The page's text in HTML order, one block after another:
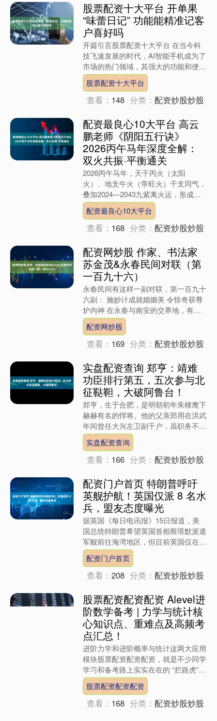
股票配资十大平台 开单果
“味蕾日记” 功能能精准记客
户喜好吗
开篇引言股票配资十大平台 在当今科
技飞速发展的时代，AI智能手机成为了
市场的热门领域，其强大的功能和便捷
的使用体验受到了众多消费者的关注。
为了帮助对AI智能手机....
股票配资十大平台
查看： 148 分类：配资炒股炒股
配资最良心10大平台 高云
鹏老师《阴阳五行诀》
2026丙午马年深度全解：
双火共振·平衡通关
2026丙午马年，天干丙火（太阳
火）、地支午火（帝旺火）干支同气，
叠加2024—2043九紫离火运，形成罕
见双火共振格局。高云鹏老师在《阴阳
五行诀》中定义：此年....
配资最良心10大平台
查看： 168 分类：配资炒股炒股
配资网炒股 作家、书法家
苏金茂&永春民间对联（第
一百九十六）
永春民间有这样一副对联，第一百九十
六副： 施妙计成就婚姻美 令惊奇获尊
炉内神 在永春与南安的交界地，有一
个宁静的小村庄，名叫炉内乡。1854
年的盛夏配资网炒股，....
配资网炒股
查看： 169 分类：配资炒股炒股
实盘配资查询 郑亨：靖难
功臣排行第五，五次参与北
征鞑靼，大破阿鲁台！
郑亨，生于合肥，是明朝初年朱棣麾下
赫赫有名的悍将。他的父亲郑用在洪武
年间曾任大兴左卫副千户，虽职务不
高，却也是一方小有声望的人物。随着
年岁渐长，郑用心生归隐之念....
实盘配资查询
查看： 166 分类：配资炒股炒股
配资门户首页 特朗普呼吁
英舰护航！英国仅派 8 名水
兵，盟友态度曝光
据英国《每日电讯报》15日报道，美
国总统特朗普希望英国首相斯塔默派遣
军舰前往海湾地区，但目前英国仅在该
地区派遣了8名水兵。报道称，特朗普
已通过社交媒体发帖，敦促....
配资门户首页
查看：208 分类：配资炒股炒股
股票配资配资配资 Alevel进
阶数学备考 | 力学与统计核
心知识点、重难点及高频考
点汇总！
进阶力学和进阶概率与统计这两大应用
模块股票配资配资配资，就是不少同学
学习和备考路上实实在在的 “拦路虎”。
作为将纯数公式与实际场景结合的关键
内容，它们在考试中....
股票配资配资配资
查看： 168 分类：配资炒股炒股